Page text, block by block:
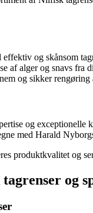
og skånsom
af alger og snavs fra
og sikker rengøring
og
med Harald
produktkvalitet og
og